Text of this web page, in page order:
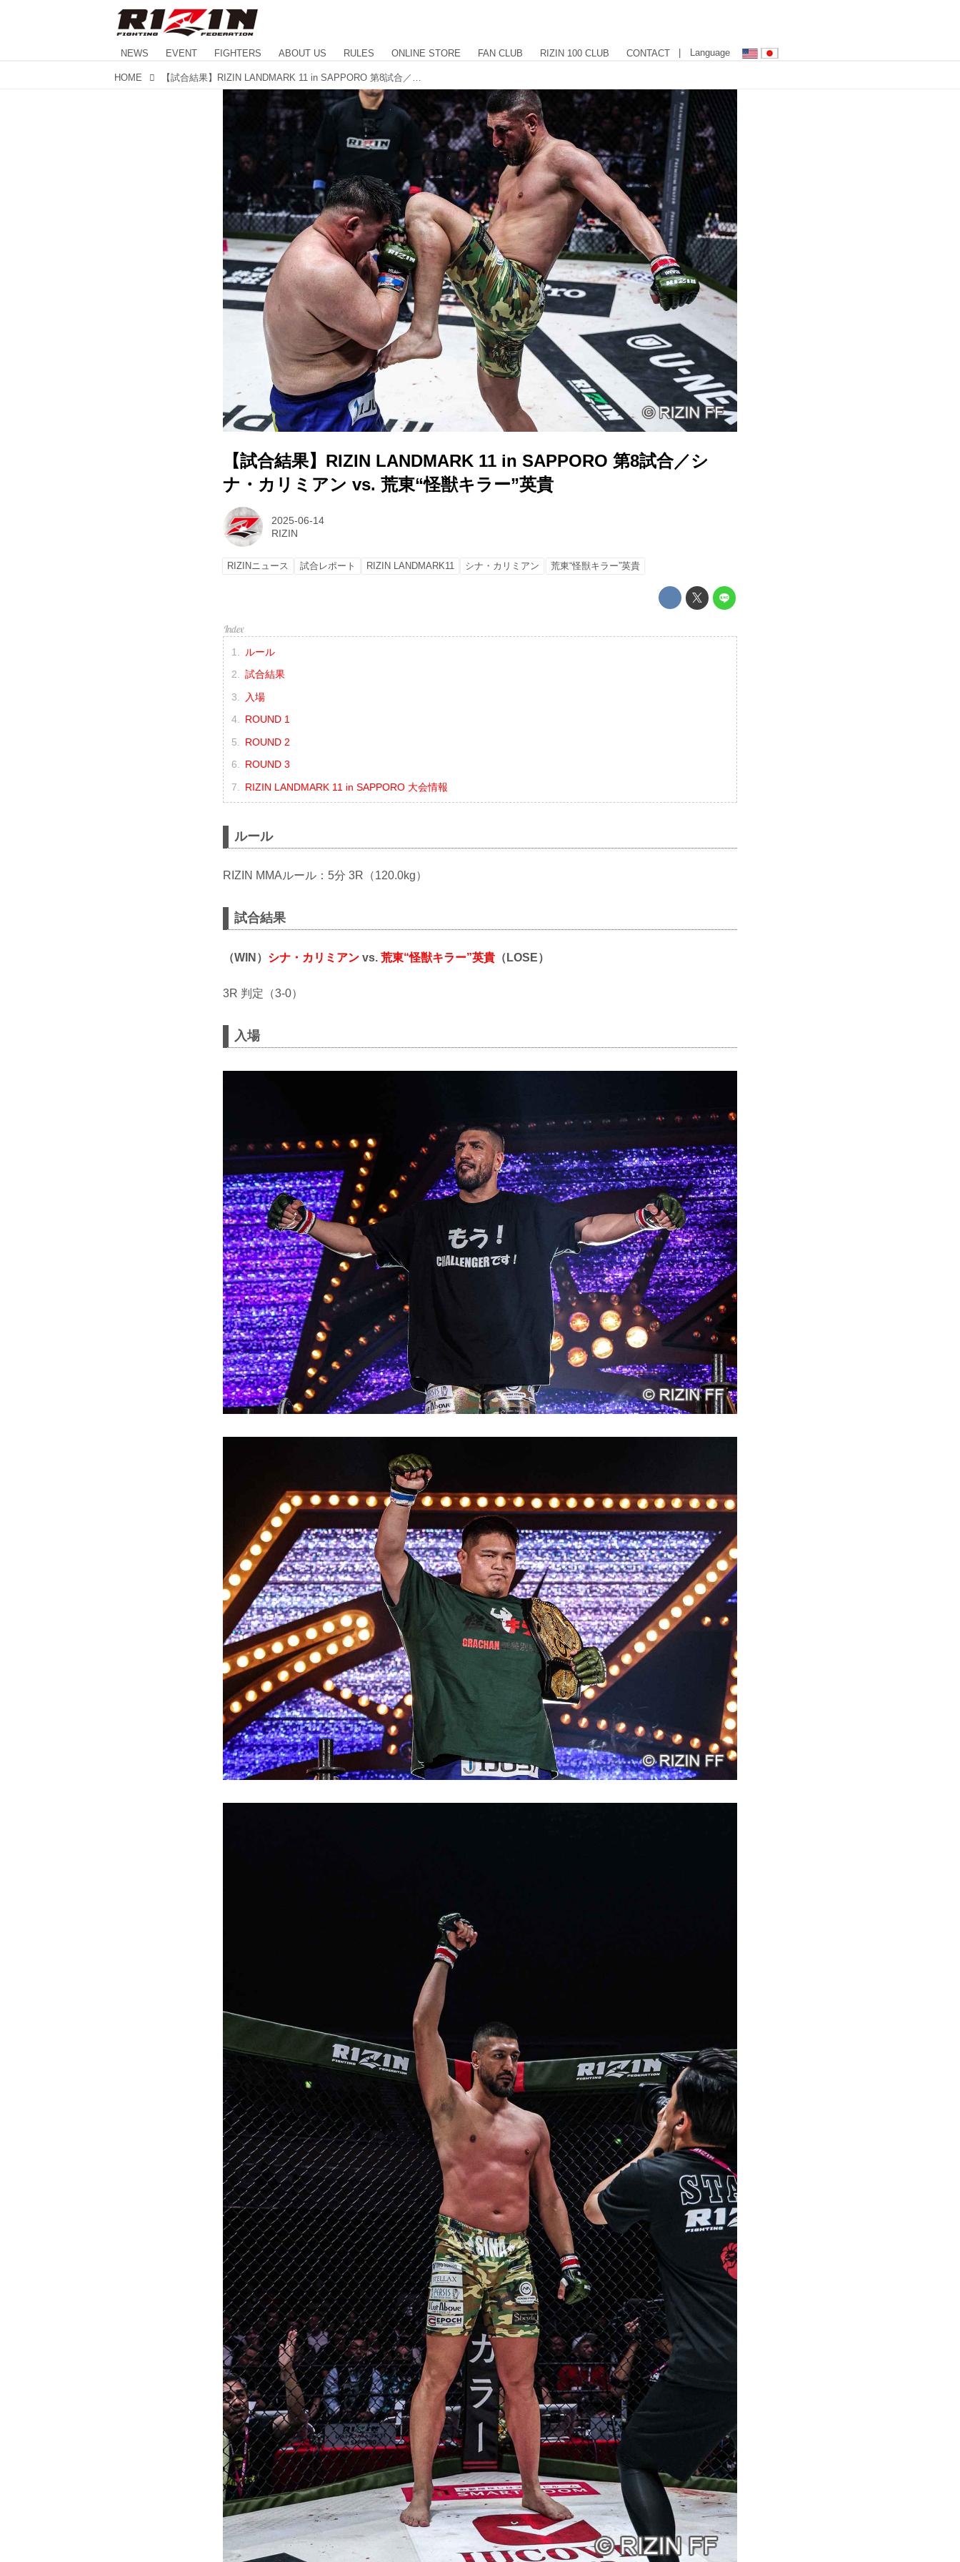
NEWS EVENT FIGHTERS ABOUT US RULES ONLINE STORE FAN CLUB RIZIN 100 CLUB CONTACT | Language
HOME
【試合結果】RIZIN LANDMARK 11 in SAPPORO 第8試合／シ
ナ・カリミアン vs. 荒東“怪獣キラー”英貴
2025-06-14
RIZIN
RIZINニュース 試合レポート RIZIN LANDMARK11 シナ・カリミアン 荒東“怪獣キラー”英貴
ルール
試合結果
入場
ROUND 1
ROUND 2
ROUND 3
RIZIN LANDMARK 11 in SAPPORO 大会情報
ルール
RIZIN MMAルール：5分 3R（120.0kg）
試合結果
（WIN） シナ・カリミアン vs. 荒東“怪獣キラー”英貴 （LOSE）
3R 判定（3-0）
入場